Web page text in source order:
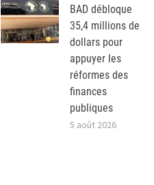
BAD débloque
35,4 millions de
dollars pour
appuyer les
réformes des
finances
publiques
5 août 2026